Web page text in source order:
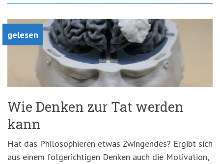
gelesen
Wie Denken zur Tat werden
kann
Hat das Philosophieren etwas Zwingendes? Ergibt sich
aus einem folgerichtigen Denken auch die Motivation,